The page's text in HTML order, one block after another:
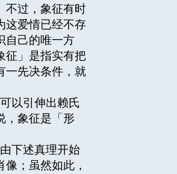
不过，象征有时
这爱情已经不存
自己的唯一方
征」是指实有把
一先决条件，就
以引伸出赖氏
，象征是「形
下述真理开始
；虽然如此，